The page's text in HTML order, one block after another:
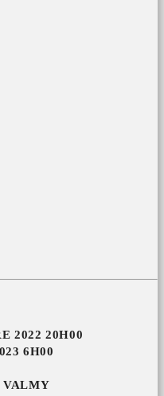
2022 20H00
6H00
VALMY